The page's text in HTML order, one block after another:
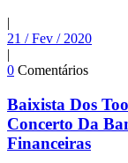
|
21 / Fev / 2020
|
0 Comentários
Baixista Dos
Concerto Da
Financeiras